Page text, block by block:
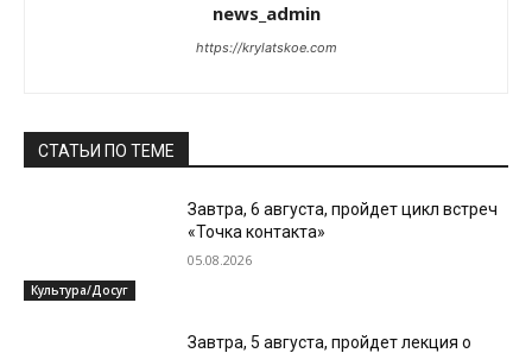
news_admin
https://krylatskoe.com
СТАТЬИ ПО ТЕМЕ
Культура/Досуг
Завтра, 6 августа, пройдет цикл встреч
«Точка контакта»
05.08.2026
Завтра, 5 августа, пройдет лекция о